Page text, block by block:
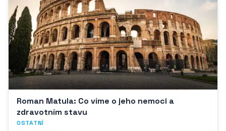
Roman Matula: Co víme o jeho nemoci a
zdravotním stavu
OSTATNÍ